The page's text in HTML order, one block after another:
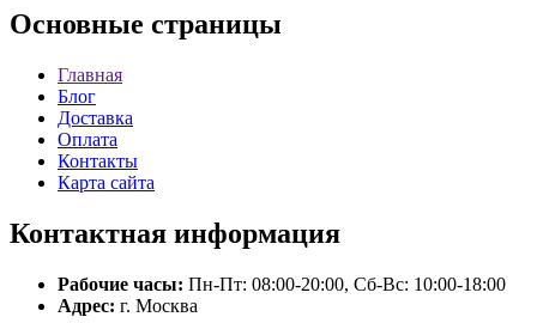
Основные страницы
Главная
Блог
Доставка
Оплата
Контакты
Карта сайта
Контактная информация
Рабочие часы: Пн-Пт: 08:00-20:00, Сб-Вс: 10:00-18:00
Адрес: г. Москва